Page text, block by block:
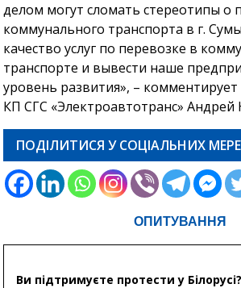
делом могут сломать стереотипы о
коммунального транспорта в г.
качество услуг по перевозке в
транспорте и вывести наше
уровень развития», – комментирует
КП СГС «Электроавтотранс» Андрей
ПОДІЛИТИСЯ У СОЦІАЛЬНИХ
ОПИТУВАННЯ
Ви підтримуєте протести у Білорусі?